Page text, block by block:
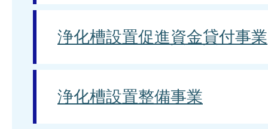
浄化槽設置促進資金貸付事業
浄化槽設置整備事業